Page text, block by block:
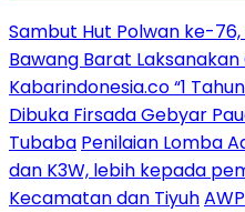
Sambut Hut Polwan ke-
Bawang Barat
Kabarindonesia.co “1
Dibuka Firsada Gebyar
Tubaba Penilaian Lomba
dan K3W, lebih kepada
Kecamatan dan Tiyuh